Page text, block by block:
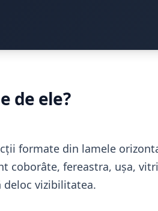
de ele?
formate din lamele
coborâte, fereastra, ușa,
deloc vizibilitatea.